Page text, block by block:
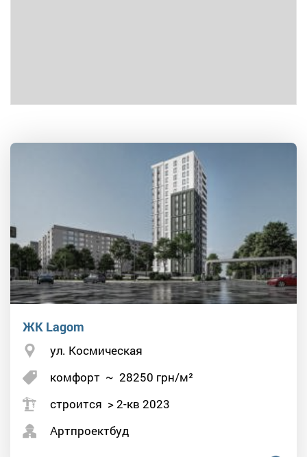
ЖК Lagom
ул. Космическая
комфорт ~ 28250 грн/м²
строится > 2-кв 2023
Артпроектбуд